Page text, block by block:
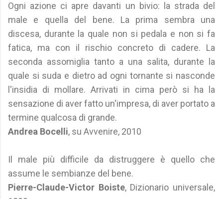
Ogni azione ci apre davanti un bivio: la strada del
male e quella del bene. La prima sembra una
discesa, durante la quale non si pedala e non si fa
fatica, ma con il rischio concreto di cadere. La
seconda assomiglia tanto a una salita, durante la
quale si suda e dietro ad ogni tornante si nasconde
l'insidia di mollare. Arrivati in cima però si ha la
sensazione di aver fatto un'impresa, di aver portato a
termine qualcosa di grande.
Andrea Bocelli, su Avvenire, 2010
Il male più difficile da distruggere è quello che
assume le sembianze del bene.
Pierre-Claude-Victor Boiste, Dizionario universale,